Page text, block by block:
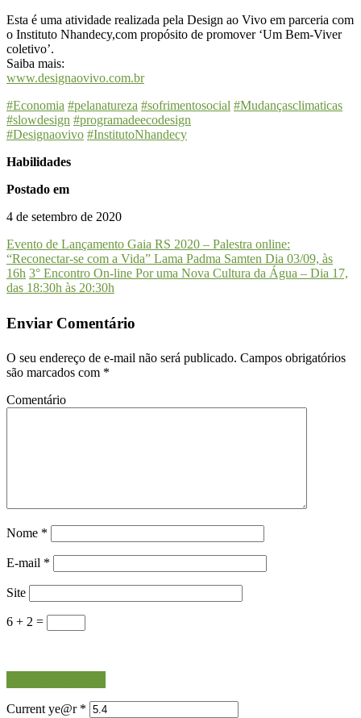
Esta é uma atividade realizada pela Design ao Vivo em parceria com
o Instituto Nhandecy,com propósito de promover ‘Um Bem-Viver
coletivo’.
Saiba mais:
www.designaovivo.com.br
#Economia #pelanatureza #sofrimentosocial #Mudançasclimaticas
#slowdesign #programadeecodesign
#Designaovivo #InstitutoNhandecy
Habilidades
Postado em
4 de setembro de 2020
Evento de Lançamento Gaia RS 2020 – Palestra online:
“Reconectar-se com a Vida” Lama Padma Samten Dia 03/09, às
16h 3° Encontro On-line Por uma Nova Cultura da Água – Dia 17,
das 18:30h às 20:30h
Enviar Comentário
O seu endereço de e-mail não será publicado. Campos obrigatórios
são marcados com *
Comentário
Nome *
E-mail *
Site
6 + 2 =
Current ye@r *